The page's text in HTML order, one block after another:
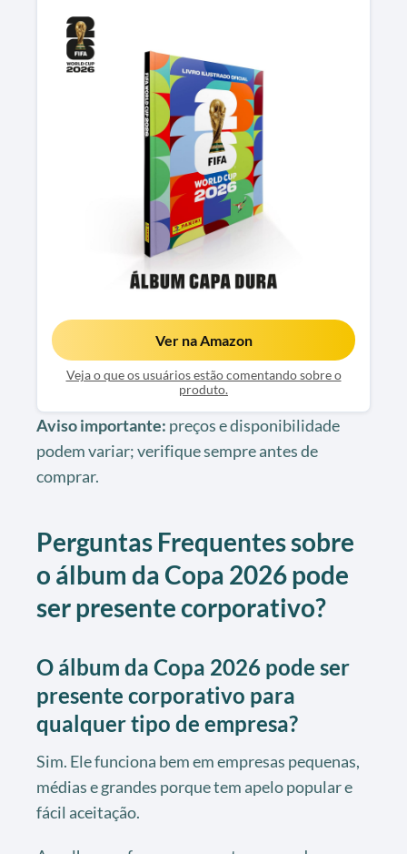
Ver na Amazon
Veja o que os usuários estão comentando sobre o
produto.
Aviso importante: preços e disponibilidade
podem variar; verifique sempre antes de
comprar.
Perguntas Frequentes sobre
o álbum da Copa 2026 pode
ser presente corporativo?
O álbum da Copa 2026 pode ser
presente corporativo para
qualquer tipo de empresa?
Sim. Ele funciona bem em empresas pequenas,
médias e grandes porque tem apelo popular e
fácil aceitação.